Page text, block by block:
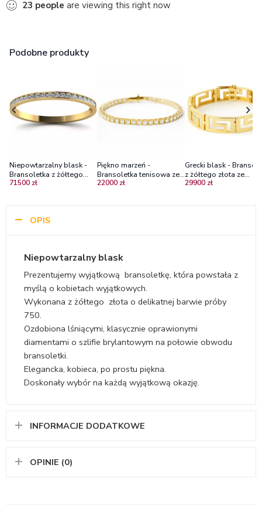
23 people are viewing this right now
Podobne produkty
Niepowtarzalny blask -
Bransoletka z żółtego
złota, próby 585 z
71500 zł
Piękno marzeń -
Bransoletka tenisowa ze
złota próby 750 z
22000 zł
Grecki blask -
z żółtego złota ze
wzorem greckim,
29900 zł
OPIS
Niepowtarzalny blask
Prezentujemy wyjątkową bransoletkę, która powstała z
myślą o kobietach wyjątkowych.
Wykonana z żółtego złota o delikatnej barwie próby
750.
Ozdobiona lśniącymi, klasycznie oprawionymi
diamentami o szlifie brylantowym na połowie obwodu
bransoletki.
Elegancka, kobieca, po prostu piękna.
Doskonały wybór na każdą wyjątkową okazję.
INFORMACJE DODATKOWE
OPINIE (0)